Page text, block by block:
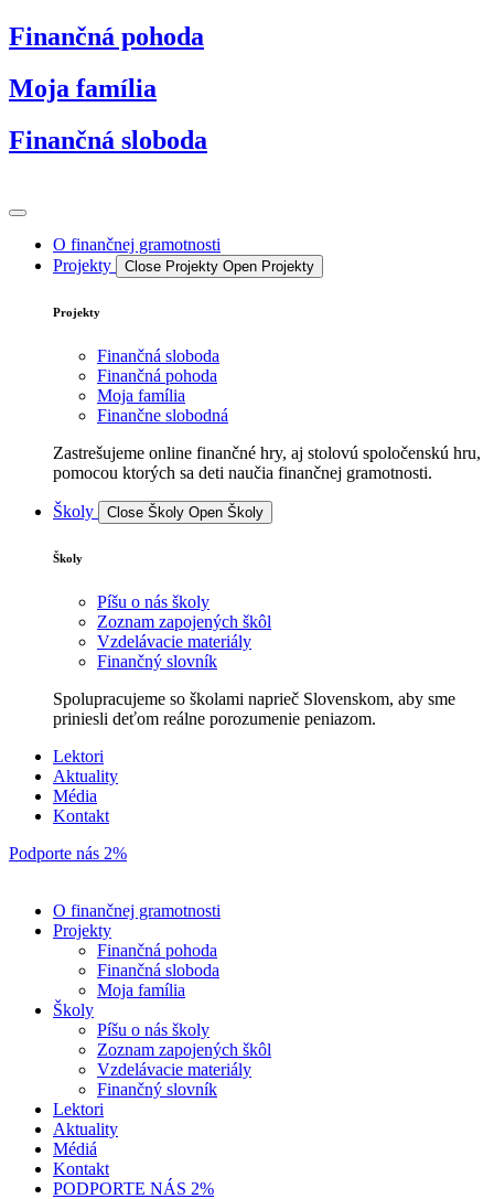
Preskočiť
na
Finančná pohoda
Moja família
Finančná sloboda
O finančnej gramotnosti
Projekty
Close Projekty Open Projekty
Projekty
Finančná sloboda
Finančná pohoda
Moja família
Finančne slobodná
Zastrešujeme online finančné hry, aj stolovú spoločenskú hru,
pomocou ktorých sa deti naučia finančnej gramotnosti.
Školy Close Školy Open Školy
Školy
Píšu o nás školy
Zoznam zapojených škôl
Vzdelávacie materiály
Finančný slovník
Spolupracujeme so školami naprieč Slovenskom, aby sme
priniesli deťom reálne porozumenie peniazom.
Lektori
Aktuality
Média
Kontakt
Podporte nás 2%
O finančnej gramotnosti
Projekty
Finančná pohoda
Finančná sloboda
Moja família
Školy
Píšu o nás školy
Zoznam zapojených škôl
Vzdelávacie materiály
Finančný slovník
Lektori
Aktuality
Médiá
Kontakt
PODPORTE NÁS 2%